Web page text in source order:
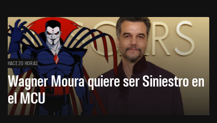
HACE 20 HORAS
Wagner Moura quiere ser Siniestro en
el MCU